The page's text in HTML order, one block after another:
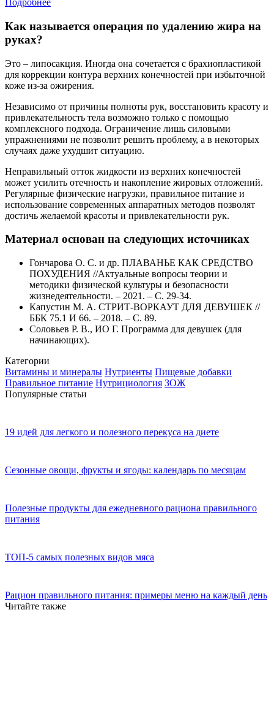
Подробнее
Как называется операция по удалению жира на
руках?
Это – липосакция. Иногда она сочетается с брахиопластикой
для коррекции контура верхних конечностей при избыточной
коже из-за ожирения.
Независимо от причины полноты рук, восстановить красоту и
привлекательность тела возможно только с помощью
комплексного подхода. Ограничение лишь силовыми
упражнениями не позволит решить проблему, а в некоторых
случаях даже ухудшит ситуацию.
Неправильный отток жидкости из верхних конечностей
может усилить отечность и накопление жировых отложений.
Регулярные физические нагрузки, правильное питание и
использование современных аппаратных методов позволят
достичь желаемой красоты и привлекательности рук.
Материал основан на следующих источниках
Гончарова О. С. и др. ПЛАВАНЬЕ КАК СРЕДСТВО
ПОХУДЕНИЯ //Актуальные вопросы теории и
методики физической культуры и безопасности
жизнедеятельности. – 2021. – С. 29-34.
Капустин М. А. СТРИТ-ВОРКАУТ ДЛЯ ДЕВУШЕК //
ББК 75.1 И 66. – 2018. – С. 89.
Соловьев Р. В., ИО Г. Программа для девушек (для
начинающих).
Категории
Витамины и минералы Нутриенты Пищевые добавки
Правильное питание Нутрициология ЗОЖ
Популярные статьи
19 идей для легкого и полезного перекуса на диете
Сезонные овощи, фрукты и ягоды: календарь по месяцам
Полезные продукты для ежедневного рациона правильного
питания
ТОП-5 самых полезных видов мяса
Рацион правильного питания: примеры меню на каждый день
Читайте также